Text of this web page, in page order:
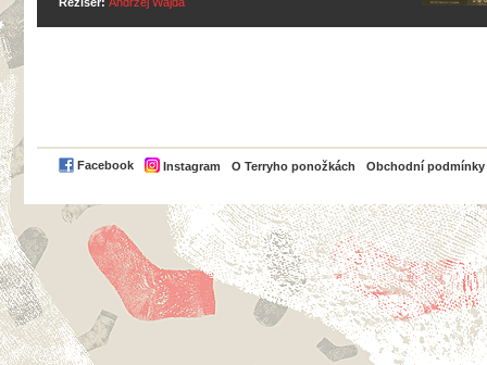
Facebook Instagram O Terryho ponožkách Obchodní podmínky
PayPal